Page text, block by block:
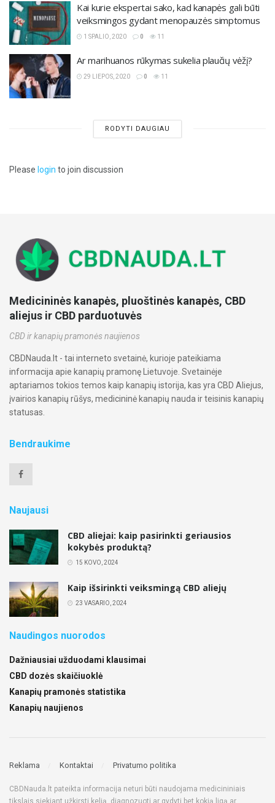
Kai kurie ekspertai sako, kad kanapės gali būti
veiksmingos gydant menopauzės simptomus
1 SPALIO, 2020 0 11
Ar marihuanos rūkymas sukelia plaučių vėžį?
29 LIEPOS, 2020 0 11
RODYTI DAUGIAU
Please login to join discussion
Medicininės kanapės, pluoštinės kanapės, CBD
aliejus ir CBD parduotuvės
CBD ir kanapių pramonės naujienos
CBDNauda.lt - tai interneto svetainė, kurioje pateikiama
informacija apie kanapių pramonę Lietuvoje. Svetainėje
aptariamos tokios temos kaip kanapių istorija, kas yra CBD Aliejus,
įvairios kanapių rūšys, medicininė kanapių nauda ir teisinis kanapių
statusas.
Bendraukime
Naujausi
CBD aliejai: kaip pasirinkti geriausios
kokybės produktą?
15 KOVO, 2024
Kaip išsirinkti veiksmingą CBD aliejų
23 VASARIO, 2024
Naudingos nuorodos
Dažniausiai užduodami klausimai
CBD dozės skaičiuoklė
Kanapių pramonės statistika
Kanapių naujienos
Reklama Kontaktai Privatumo politika
CBDNauda.lt pateikta informacija neturi būti naudojama medicininiais